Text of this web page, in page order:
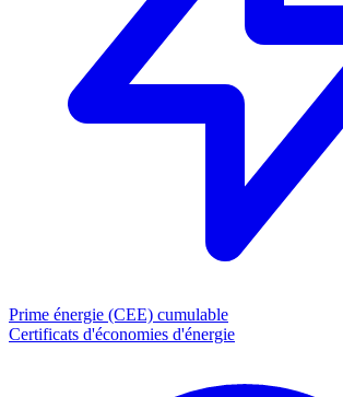
Prime énergie (CEE) cumulable
Certificats d'économies d'énergie